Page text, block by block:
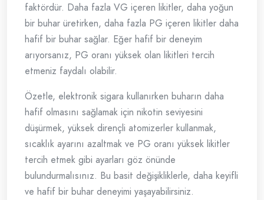
faktördür. Daha fazla VG içeren likitler, daha yoğun
bir buhar üretirken, daha fazla PG içeren likitler daha
hafif bir buhar sağlar. Eğer hafif bir deneyim
arıyorsanız, PG oranı yüksek olan likitleri tercih
etmeniz faydalı olabilir.
Özetle, elektronik sigara kullanırken buharın daha
hafif olmasını sağlamak için nikotin seviyesini
düşürmek, yüksek dirençli atomizerler kullanmak,
sıcaklık ayarını azaltmak ve PG oranı yüksek likitler
tercih etmek gibi ayarları göz önünde
bulundurmalısınız. Bu basit değişikliklerle, daha keyifli
ve hafif bir buhar deneyimi yaşayabilirsiniz.